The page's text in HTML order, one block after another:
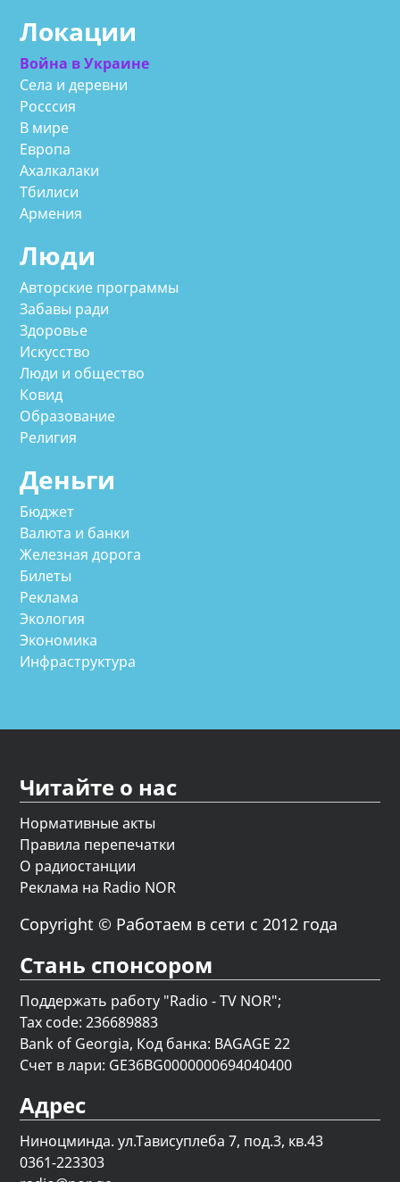
Локации
Война в Украине
Села и деревни
Росссия
В мире
Европа
Ахалкалаки
Тбилиси
Армения
Люди
Авторские программы
Забавы ради
Здоровье
Искусство
Люди и общество
Ковид
Образование
Религия
Деньги
Бюджет
Валюта и банки
Железная дорога
Билеты
Реклама
Экология
Экономика
Инфраструктура
Читайте о нас
Нормативные акты
Правила перепечатки
О радиостанции
Реклама на Radio NOR
Copyright © Работаем в сети с 2012 года
Стань спонсором
Поддержать работу "Radio - TV NOR";
Tax code: 236689883
Bank of Georgia, Код банка: BAGAGE 22
Счет в лари: GE36BG0000000694040400
Адрес
Ниноцминда. ул.Тависуплеба 7, под.3, кв.43
0361-223303